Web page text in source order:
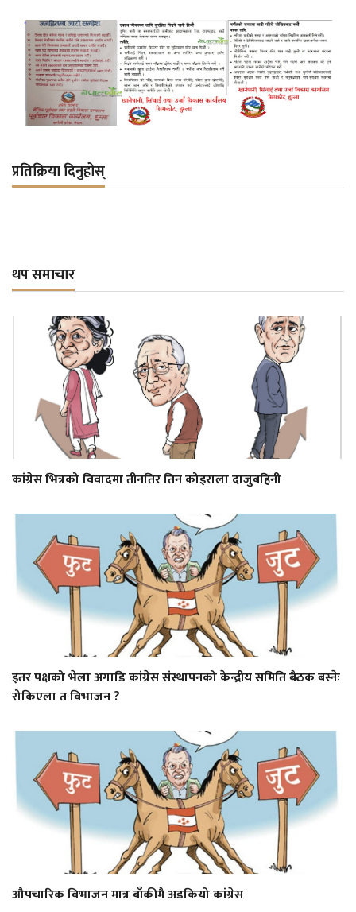
प्रतिक्रिया दिनुहोस्
थप समाचार
कांग्रेस भित्रको विवादमा तीनतिर तिन कोइराला दाजुबहिनी
इतर पक्षको भेला अगाडि कांग्रेस संस्थापनको केन्द्रीय समिति बैठक बस्नेः
रोकिएला त विभाजन ?
औपचारिक विभाजन मात्र बाँकीमै अडकियो कांग्रेस